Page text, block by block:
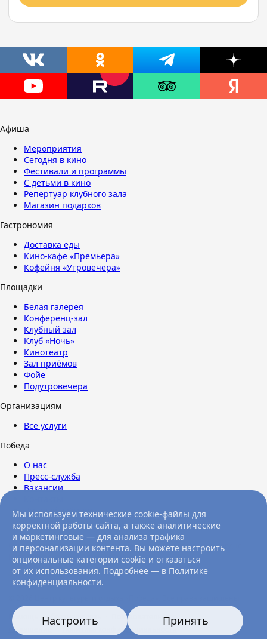
Мы используем технические cookie-файлы для
корректной работы сайта, а также аналитические
и маркетинговые — для анализа трафика
и персонализации контента. Вы можете настроить
опциональные категории cookie и отказаться
от их использования. Подробнее — в Политике
конфиденциальности.
Настроить Принять
Афиша
Мероприятия
Сегодня в кино
Фестивали и программы
С детьми в кино
Репертуар клубного зала
Магазин подарков
Гастрономия
Доставка еды
Кино-кафе «Премьера»
Кофейня «Утровечера»
Площадки
Белая галерея
Конференц-зал
Клубный зал
Клуб «Ночь»
Кинотеатр
Зал приёмов
Фойе
Подутровечера
Организациям
Все услуги
Победа
О нас
Пресс-служба
Вакансии
Личный кабинет
Символ культурной жизни и лучшее место досуга в самом сердце
Новосибирска.Контакты и время работы
Cookie-файлы
Помощь и обратная связь
Пользовательское
соглашение
Политика конфиденциальности